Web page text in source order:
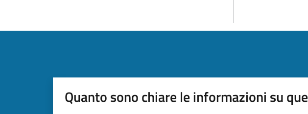
Quanto sono chiare le informazioni su